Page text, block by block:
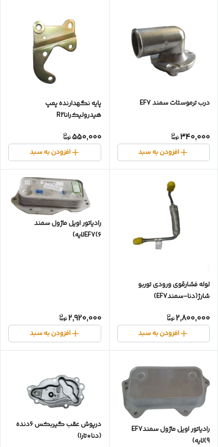
درب ترموستات سمند EF7
340,000
افزودن به سبد
پایه نگهدارنده پمپ
هیدرولیک‌راناR2
550,000
افزودن به سبد
لوله فشارقوی ورودی توربو
شارژ(دنا-سمندEF7)
2,800,000
افزودن به سبد
رادیاتور اویل ماژول سمند
EF7(۶لایه)
2,920,000
افزودن به سبد
رادیاتور اویل ماژول سمندEF7
(9لایه)
درپوش عقب گیربکس ۶دنده
(دنا*تارا)